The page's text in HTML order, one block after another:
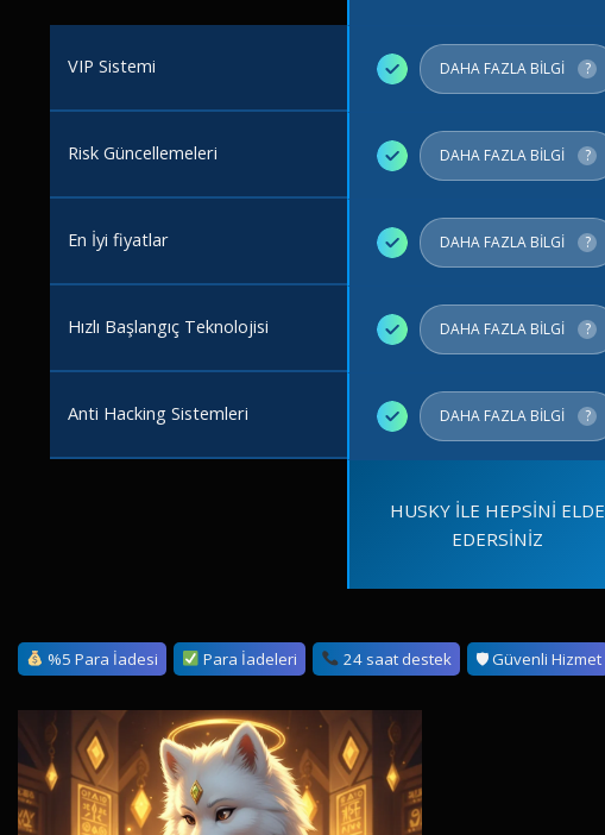
VIP Sistemi ✓ DAHA FAZLA BİLGİ ?
Risk Güncellemeleri ✓ DAHA FAZLA BİLGİ ?
En İyi fiyatlar ✓ DAHA FAZLA BİLGİ ?
Hızlı Başlangıç Teknolojisi ✓ DAHA FAZLA BİLGİ ?
Anti Hacking Sistemleri ✓ DAHA FAZLA BİLGİ ?
HUSKY İLE HEPSİNİ ELDE
EDERSİNİZ
%5 Para İadesi Para İadeleri 24 saat destek 🛡 Güvenli Hizmet